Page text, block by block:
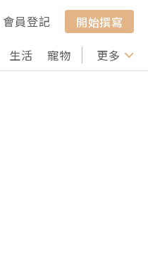
會員登記
開始撰寫
生活 寵物 行山 打卡
更多